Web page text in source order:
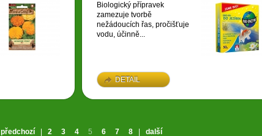
Biologický přípravek
zamezuje tvorbě
nežádoucích řas, pročišťuje
vodu, účinně...
DETAIL
předchozí 2 3 4 5 6 7 8 další